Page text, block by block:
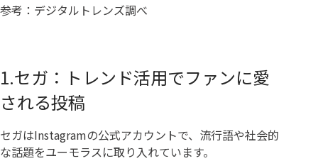
参考：デジタルトレンズ調べ
1.セガ：トレンド活用でファンに愛
される投稿
セガはInstagramの公式アカウントで、流行語や社会的
な話題をユーモラスに取り入れています。